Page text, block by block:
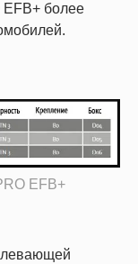
EFB+ более
EFB+